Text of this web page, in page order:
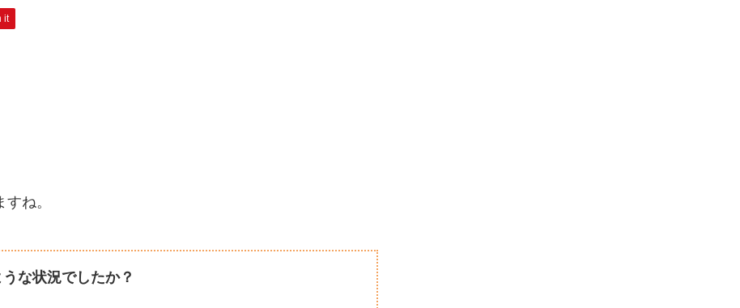
it
ね。
な状況でしたか？